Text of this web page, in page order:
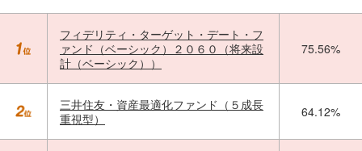
フィデリティ・ターゲット・デート・フ
ァンド（ベーシック）２０６０（将来設
計（ベーシック））
75.56%
三井住友・資産最適化ファンド（５成長
重視型）
64.12%